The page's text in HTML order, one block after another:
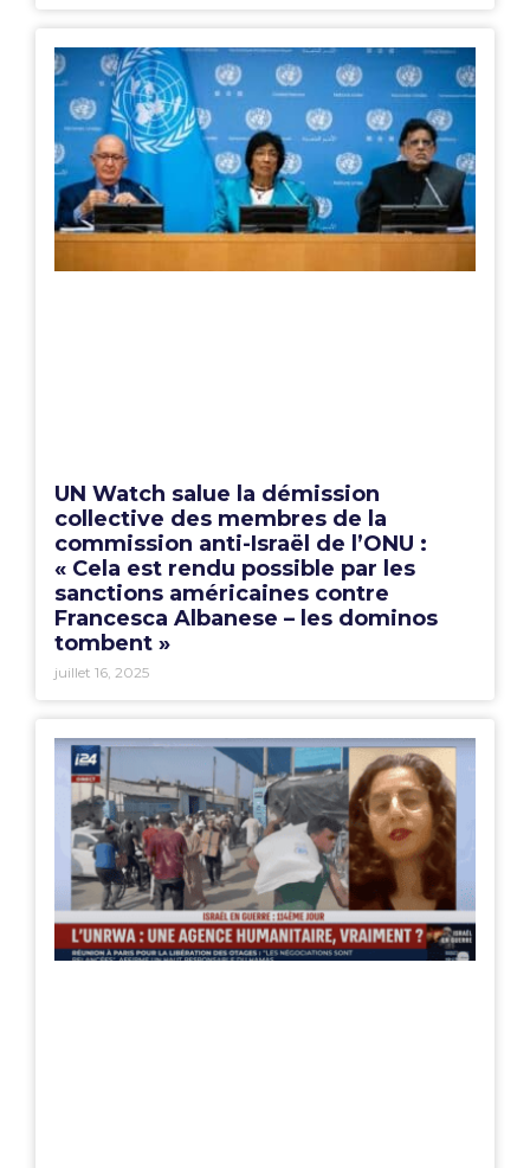
UN Watch salue la démission
collective des membres de la
commission anti-Israël de l’ONU :
« Cela est rendu possible par les
sanctions américaines contre
Francesca Albanese – les dominos
tombent »
juillet 16, 2025